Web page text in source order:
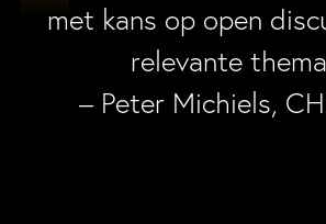
met kans op open
relevante
– Peter Michiels,